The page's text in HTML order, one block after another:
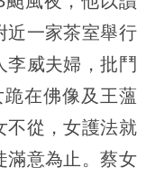
近一家茶室舉行
李威夫婦，批鬥
在佛像及王薀
不從，女護法就
滿意為止。蔡女